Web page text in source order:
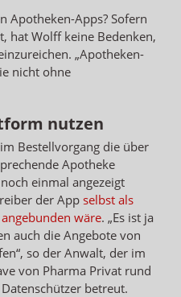
Apotheken-Apps? Sofern
hat Wolff keine Bedenken,
„Apotheken-
nicht ohne
nutzen
Bestellvorgang die über
Apotheke
einmal angezeigt
der App selbst als
wäre. „Es ist ja
auch die Angebote von
so der Anwalt, der im
von Pharma Privat rund
betreut.